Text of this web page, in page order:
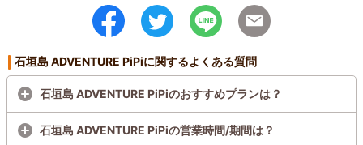
石垣島 ADVENTURE PiPiに関するよくある質問
石垣島 ADVENTURE PiPiのおすすめプランは？
石垣島 ADVENTURE PiPiの営業時間/期間は？